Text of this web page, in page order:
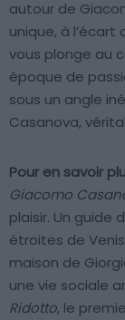
autour de
unique, à l’écart
vous plonge au
époque de
sous un angle
Casanova,
Pour en savoir
Giacomo
plaisir. Un guide
étroites de
maison de
une vie sociale
Ridotto, le